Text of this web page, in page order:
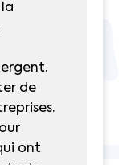
de
ont